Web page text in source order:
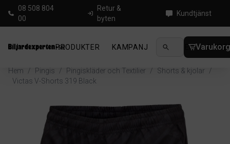
08 508 804
00
Retur &
byten
Kundtjänst
PRODUKTER KAMPANJ NYHETER
Hem / Pingis / Pingiskläder och Textilier / Shorts & kjolar
/
Victas V-Shorts 319 Black